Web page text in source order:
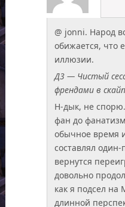
@ jonni. Народ
обижается, что
иллюзии.
Д3 — Чистый
френдами в
Н-дык, не
фан до
обычное время
составлял
вернутся
довольно
как я подсел
длинной